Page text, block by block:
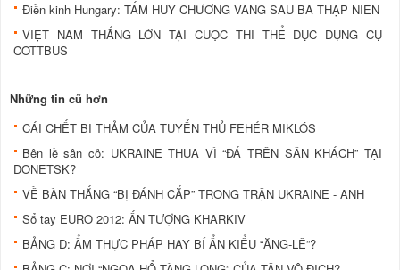
Điền kinh Hungary: TẤM HUY CHƯƠNG VÀNG SAU BA THẬP NIÊN
VIỆT NAM THẮNG LỚN TẠI CUỘC THI THỂ DỤC DỤNG CỤ
COTTBUS
Những tin cũ hơn
CÁI CHẾT BI THẢM CỦA TUYỂN THỦ FEHÉR MIKLÓS
Bên lề sân cỏ: UKRAINE THUA VÌ “ĐÁ TRÊN SÂN KHÁCH” TẠI
DONETSK?
VỀ BÀN THẮNG “BỊ ĐÁNH CẮP” TRONG TRẬN UKRAINE - ANH
Sổ tay EURO 2012: ẤN TƯỢNG KHARKIV
BẢNG D: ẨM THỰC PHÁP HAY BÍ ẨN KIỂU “ĂNG-LÊ”?